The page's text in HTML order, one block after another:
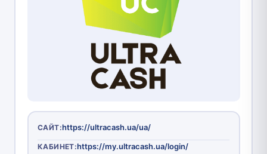
САЙТ:https://ultracash.ua/ua/
КАБИНЕТ:https://my.ultracash.ua/login/